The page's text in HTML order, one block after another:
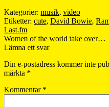
Kategorier: musik, video
Etiketter: cute, David Bowie,
Inläggsnavigering
Föregående
inlägg:
Last.fm
Nästa
inlägg:
Women of the world take over…
Lämna ett svar
Din e-postadress kommer inte
märkta *
Kommentar *